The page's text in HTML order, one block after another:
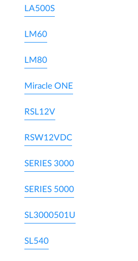
LA500S
LM60
LM80
Miracle ONE
RSL12V
RSW12VDC
SERIES 3000
SERIES 5000
SL3000501U
SL540